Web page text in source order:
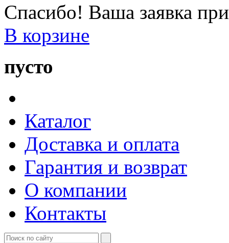
Спасибо! Ваша заявка
В корзине
пусто
Каталог
Доставка и оплата
Гарантия и возврат
О компании
Контакты